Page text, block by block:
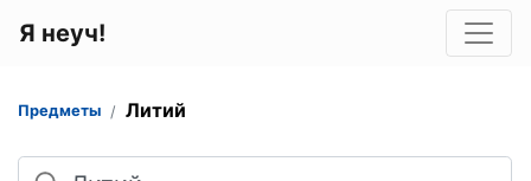
Я неуч!
Предметы Литий
Поиск